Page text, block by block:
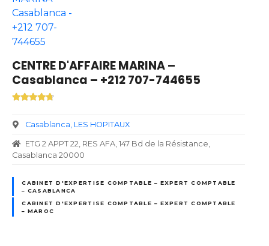
CENTRE D'AFFAIRE MARINA –
Casablanca – +212 707-744655
Casablanca LES HOPITAUX
ETG 2 APPT 22, RES AFA, 147 Bd de la Résistance,
Casablanca 20000
CABINET D'EXPERTISE COMPTABLE – EXPERT COMPTABLE
– CASABLANCA
CABINET D'EXPERTISE COMPTABLE – EXPERT COMPTABLE
– MAROC